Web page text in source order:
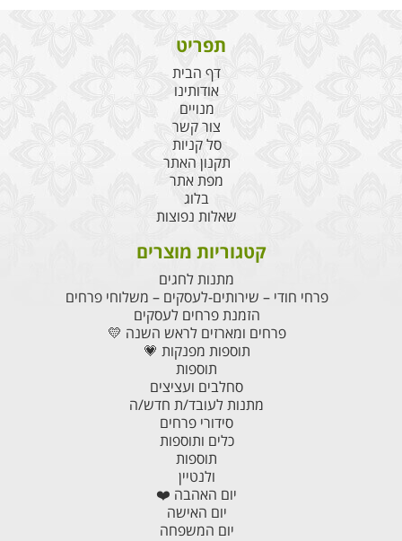
תפריט
דף הבית
אודותינו
מנויים
צור קשר
סל קניות
תקנון האתר
מפת אתר
בלוג
שאלות נפוצות
קטגוריות מוצרים
מתנות לחגים
פרחי חודי – שירותים-לעסקים – משלוחי פרחים
הזמנת פרחים לעסקים
פרחים ומארזים לראש השנה 💛
תוספות מפנקות 💗
תוספות
סחלבים ועציצים
מתנות לעובד/ת חדש/ה
סידורי פרחים
כלים ותוספות
תוספות
ולנטיין
יום האהבה ❤️
יום האישה
יום המשפחה